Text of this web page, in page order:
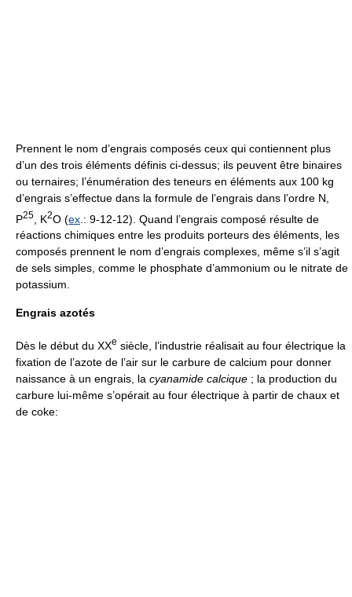
Prennent le nom d’engrais composés ceux qui contiennent plus
d’un des trois éléments définis ci-dessus; ils peuvent être binaires
ou ternaires; l’énumération des teneurs en éléments aux 100 kg
d’engrais s’effectue dans la formule de l’engrais dans l’ordre N,
P25 , K2O (ex .: 9-12-12). Quand l’engrais composé résulte de
réactions chimiques entre les produits porteurs des éléments, les
composés prennent le nom d’engrais complexes, même s’il s’agit
de sels simples, comme le phosphate d’ammonium ou le nitrate de
potassium.
Engrais azotés
Dès le début du XXe siècle, l’industrie réalisait au four électrique la
fixation de l’azote de l’air sur le carbure de calcium pour donner
naissance à un engrais, la cyanamide calcique ; la production du
carbure lui-même s’opérait au four électrique à partir de chaux et
de coke: